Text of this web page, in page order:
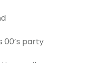
00’s party